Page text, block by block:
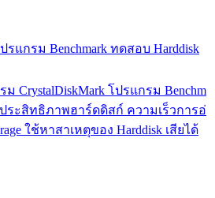
รแกรม Benchmark ทดสอบ Harddisk
CrystalDiskMark โปรแกรม Benchm
ระสิทธิภาพฮาร์ดดิสก์ ความเร็วการอ่
ใช้หาสาเหตุของ Harddisk เสียได้